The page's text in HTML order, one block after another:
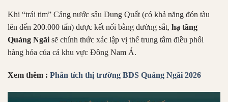
Khi “trái tim” Cảng nước sâu Dung Quất (có khả năng đón tàu
lên đến 200.000 tấn) được kết nối bằng đường sắt, hạ tầng
Quảng Ngãi sẽ chính thức xác lập vị thế trung tâm điều phối
hàng hóa của cả khu vực Đông Nam Á.
Xem thêm : Phân tích thị trường BĐS Quảng Ngãi 2026